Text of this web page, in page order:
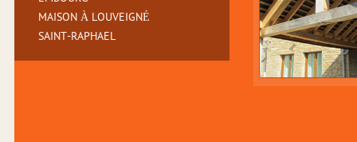
MAISON À LOUVEIGNÉ
SAINT-RAPHAEL